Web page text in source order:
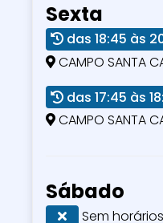
Sexta
das 18:45 às
CAMPO SANTA
das 17:45 às
CAMPO SANTA
Sábado
Sem